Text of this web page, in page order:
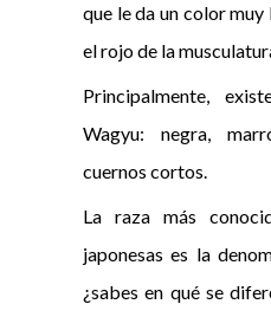
que le da un color
el rojo de la
Principalmente,
Wagyu: negra,
cuernos cortos.
La raza más
japonesas es la
¿sabes en qué se